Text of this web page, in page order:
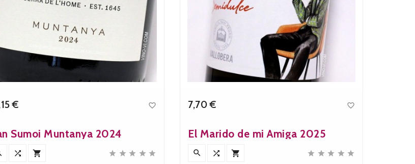
€ 
Sumoi Muntanya 2024
      
7,70 € 
El Marido de mi Amiga 2025
       